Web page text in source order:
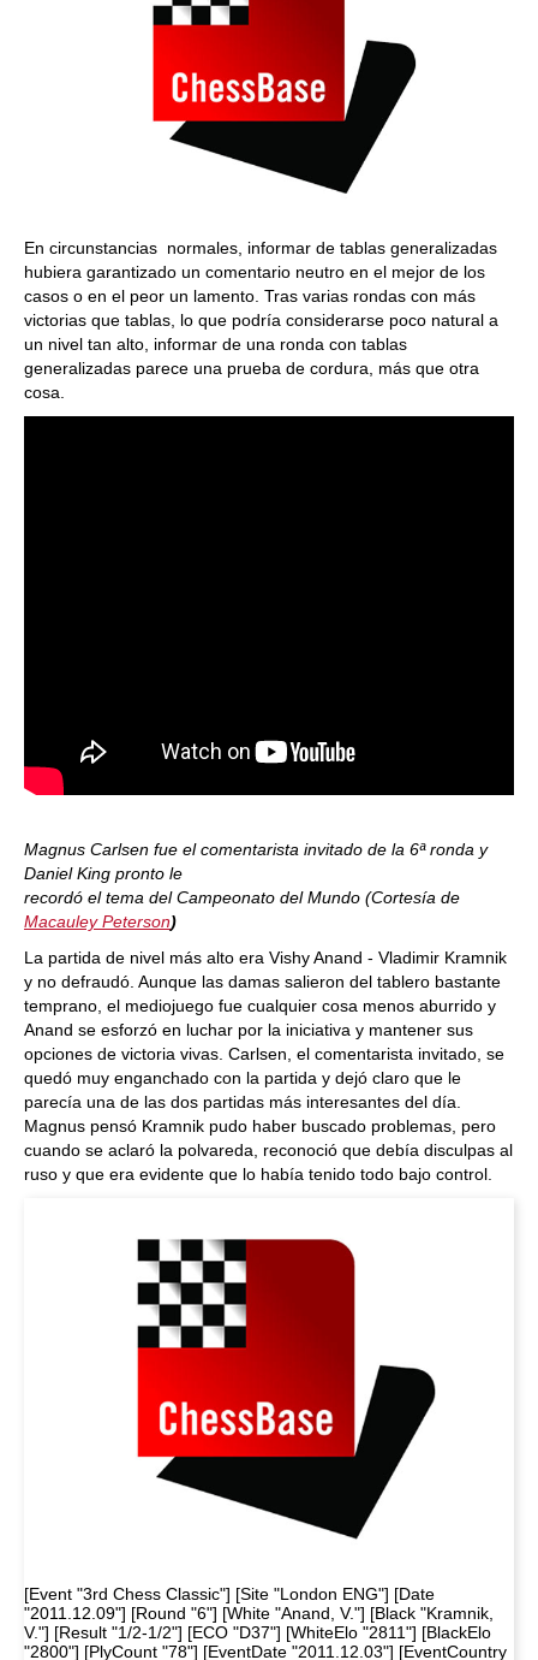
En circunstancias normales, informar de tablas generalizadas
hubiera garantizado un comentario neutro en el mejor de los
casos o en el peor un lamento. Tras varias rondas con más
victorias que tablas, lo que podría considerarse poco natural a
un nivel tan alto, informar de una ronda con tablas
generalizadas parece una prueba de cordura, más que otra
cosa.
Magnus Carlsen fue el comentarista invitado de la 6ª ronda y
Daniel King pronto le
recordó el tema del Campeonato del Mundo (Cortesía de
Macauley Peterson)
La partida de nivel más alto era Vishy Anand - Vladimir Kramnik
y no defraudó. Aunque las damas salieron del tablero bastante
temprano, el mediojuego fue cualquier cosa menos aburrido y
Anand se esforzó en luchar por la iniciativa y mantener sus
opciones de victoria vivas. Carlsen, el comentarista invitado, se
quedó muy enganchado con la partida y dejó claro que le
parecía una de las dos partidas más interesantes del día.
Magnus pensó Kramnik pudo haber buscado problemas, pero
cuando se aclaró la polvareda, reconoció que debía disculpas al
ruso y que era evidente que lo había tenido todo bajo control.
[Event "3rd Chess Classic"] [Site "London ENG"] [Date
"2011.12.09"] [Round "6"] [White "Anand, V."] [Black "Kramnik,
V."] [Result "1/2-1/2"] [ECO "D37"] [WhiteElo "2811"] [BlackElo
"2800"] [PlyCount "78"] [EventDate "2011.12.03"] [EventCountry